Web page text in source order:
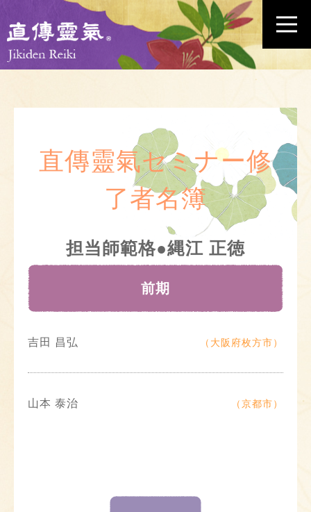
直傳靈氣セミナー修
了者名簿
担当師範格●縄江 正徳
前期
吉田 昌弘 （大阪府枚方市）
山本 泰治 （京都市）